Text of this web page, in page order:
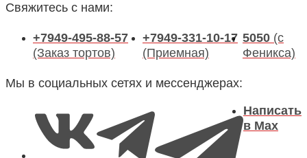
Свяжитесь с нами:
+7949-495-88-57
(Заказ тортов)
+7949-331-10-17
(Приемная)
5050 (с
Феникса)
Мы в социальных сетях и мессенджерах:
Написать
в Max